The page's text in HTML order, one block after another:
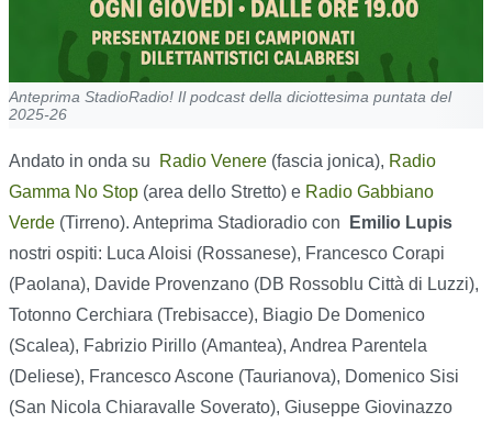
Anteprima StadioRadio! Il podcast della diciottesima puntata del
2025-26
Andato in onda su Radio Venere (fascia jonica), Radio
Gamma No Stop (area dello Stretto) e Radio Gabbiano
Verde (Tirreno). Anteprima Stadioradio con
Emilio Lupis
nostri ospiti: Luca Aloisi (Rossanese), Francesco Corapi
(Paolana), Davide Provenzano (DB Rossoblu Città di Luzzi),
Totonno Cerchiara (Trebisacce), Biagio De Domenico
(Scalea), Fabrizio Pirillo (Amantea), Andrea Parentela
(Deliese), Francesco Ascone (Taurianova), Domenico Sisi
(San Nicola Chiaravalle Soverato), Giuseppe Giovinazzo